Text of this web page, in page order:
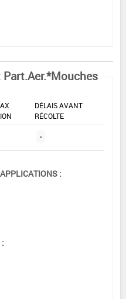
DÉLAIS AVANT
RÉCOLTE
-
: